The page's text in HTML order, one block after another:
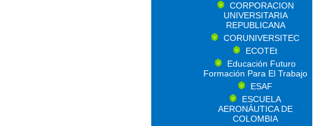
CORPORACION
UNIVERSITARIA
REPUBLICANA
CORUNIVERSITEC
ECOTEt
Educación Futuro
Formación Para El Trabajo
ESAF
ESCUELA
AERONÁUTICA DE
COLOMBIA